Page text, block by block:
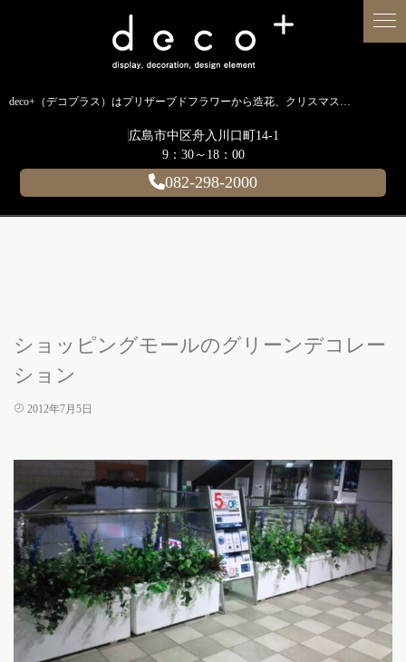
deco+（デコプラス）はプリザーブドフラワーから造花、クリスマス装飾、イルミネーションに至るまで扱う広島のディスプレイ専門ショップです。
広島市中区舟入川口町14-1
9：30～18：00
082-298-2000
ショッピングモールのグリーンデコレー
ション
2012年7月5日